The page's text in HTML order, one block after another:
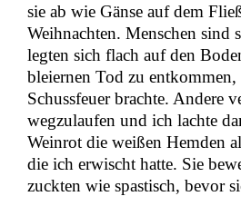
sie ab wie Gänse auf dem
Weihnachten. Menschen sind
legten sich flach auf den
bleiernen Tod zu entkommen,
Schussfeuer brachte. Andere
wegzulaufen und ich lachte
Weinrot die weißen Hemden
die ich erwischt hatte. Sie
zuckten wie spastisch, bevor